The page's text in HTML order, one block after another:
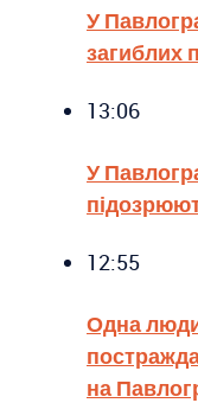
У
загиблих
13:06
У
12:55
Одна
на